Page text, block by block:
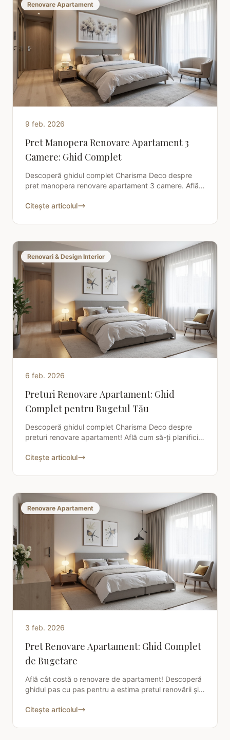
Renovare Apartament
9 feb. 2026
Pret Manopera Renovare Apartament 3
Camere: Ghid Complet
Descoperă ghidul complet Charisma Deco despre
pret manopera renovare apartament 3 camere. Află
economisești.
Citește articolul
Renovari & Design Interior
6 feb. 2026
Preturi Renovare Apartament: Ghid
Complet pentru Bugetul Tău
Descoperă ghidul complet Charisma Deco despre
preturi renovare apartament! Află cum să-ți planifici
Citește articolul
Renovare Apartament
3 feb. 2026
Pret Renovare Apartament: Ghid Complet
de Bugetare
Află cât costă o renovare de apartament! Descoperă
ghidul pas cu pas pentru a estima pretul renovării și a
Citește articolul